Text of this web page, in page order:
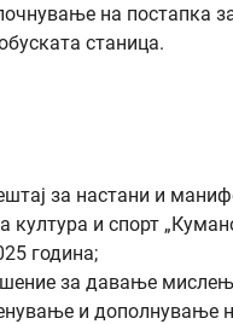
на постапка
станица.
за настани и
култура и спорт
2025 година;
за давање
и дополнување